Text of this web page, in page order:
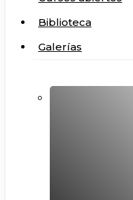
Biblioteca
Galerías